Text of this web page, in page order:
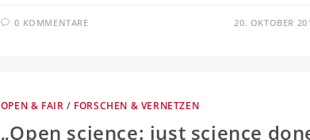
0 KOMMENTARE 20. OKTOBER
OPEN & FAIR / FORSCHEN & VERNETZEN
„Open science: just science